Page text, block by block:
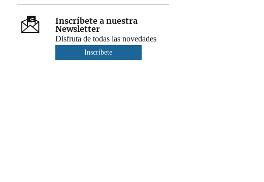
Inscríbete a nuestra
Newsletter
Disfruta de todas las novedades
Inscríbete